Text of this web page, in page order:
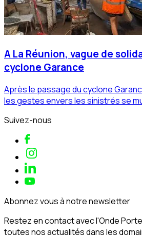
A La Réunion, vague de
cyclone Garance
Après le passage du cyclone
les gestes envers les sinistrés se
Suivez-nous
Abonnez vous à notre newsletter
Restez en contact avec l'Onde
toutes nos actualités dans les